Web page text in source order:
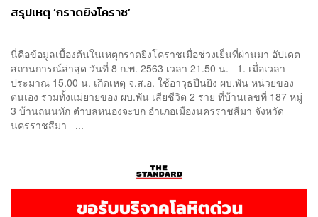
สรุปเหตุ ‘กราดยิงโคราช’
นี่คือข้อมูลเบื้องต้นในเหตุกราดยิงโคราชเมื่อช่วงเย็นที่ผ่านมา อัปเดต
สถานการณ์ล่าสุด วันที่ 8 ก.พ. 2563 เวลา 21.50 น. 1. เมื่อเวลา
ประมาณ 15.00 น. เกิดเหตุ จ.ส.อ. ใช้อาวุธปืนยิง ผบ.พัน หน่วยของ
ตนเอง รวมทั้งแม่ยายของ ผบ.พัน เสียชีวิต 2 ราย ที่บ้านเลขที่ 187 หมู่
3 บ้านถนนหัก ตำบลหนองจะบก อำเภอเมืองนครราชสีมา จังหวัด
นครราชสีมา ...